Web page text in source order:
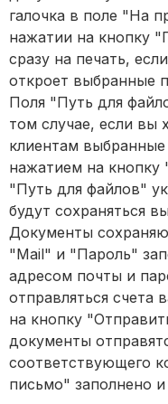
галочка в поле "На
нажатии на кнопку
сразу на печать,
откроет выбранные
Поля "Путь для
том случае, если вы
клиентам
нажатием на кнопку
"Путь для файлов"
будут сохраняться
Документы
"Mail" и "Пароль"
адресом почты и
отправляться
на кнопку
документы
соответствующего
письмо" заполнено и